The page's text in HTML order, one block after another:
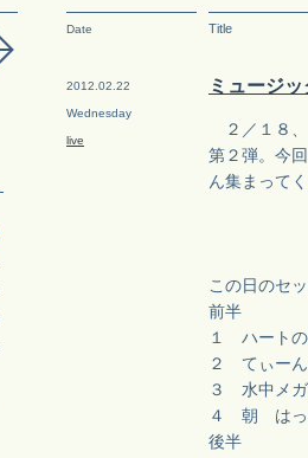
Date Title
2012.02.22
Wednesday
live
ミュージ
２／１８、
第２弾。今
ん集まって
この日のセ
前半
１ ハート
２ てぃー
３ 水中メ
４ 朝 はっ
後半